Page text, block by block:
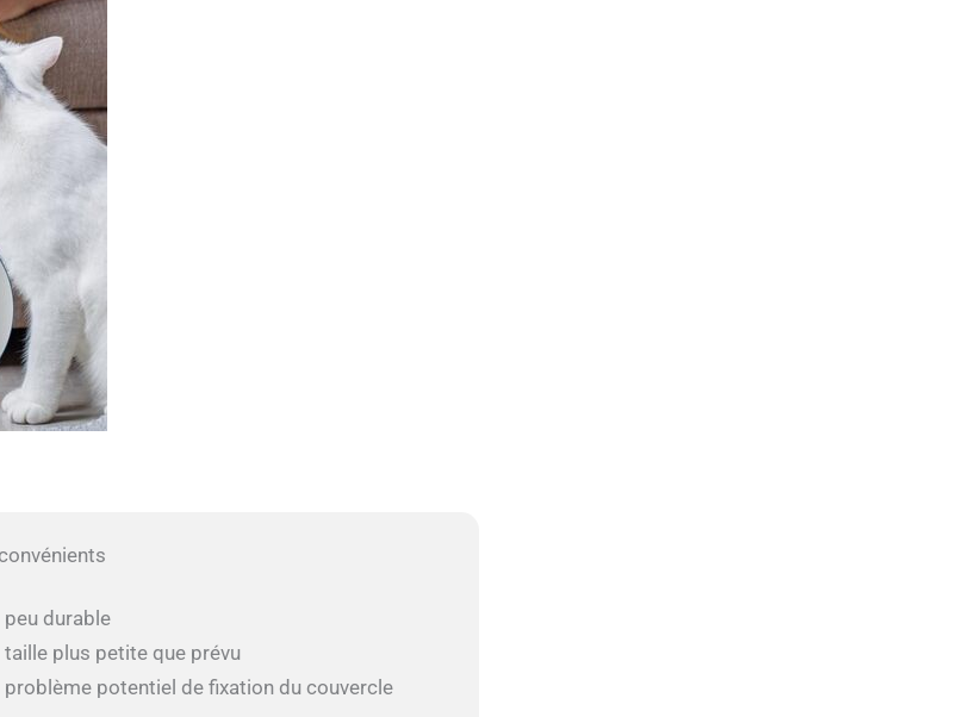
peu durable
taille plus petite que prévu
problème potentiel de fixation du couvercle